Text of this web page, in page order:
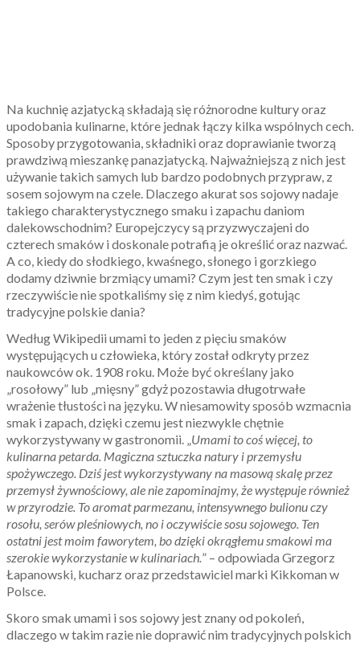
Na kuchnię azjatycką składają się różnorodne kultury oraz
upodobania kulinarne, które jednak łączy kilka wspólnych cech.
Sposoby przygotowania, składniki oraz doprawianie tworzą
prawdziwą mieszankę panazjatycką. Najważniejszą z nich jest
używanie takich samych lub bardzo podobnych przypraw, z
sosem sojowym na czele. Dlaczego akurat sos sojowy nadaje
takiego charakterystycznego smaku i zapachu daniom
dalekowschodnim? Europejczycy są przyzwyczajeni do
czterech smaków i doskonale potrafią je określić oraz nazwać.
A co, kiedy do słodkiego, kwaśnego, słonego i gorzkiego
dodamy dziwnie brzmiący umami? Czym jest ten smak i czy
rzeczywiście nie spotkaliśmy się z nim kiedyś, gotując
tradycyjne polskie dania?
Według Wikipedii umami to jeden z pięciu smaków
występujących u człowieka, który został odkryty przez
naukowców ok. 1908 roku. Może być określany jako
„rosołowy” lub „mięsny” gdyż pozostawia długotrwałe
wrażenie tłustości na języku. W niesamowity sposób wzmacnia
smak i zapach, dzięki czemu jest niezwykle chętnie
wykorzystywany w gastronomii. „Umami to coś więcej, to
kulinarna petarda. Magiczna sztuczka natury i przemysłu
spożywczego. Dziś jest wykorzystywany na masową skalę przez
przemysł żywnościowy, ale nie zapominajmy, że występuje również
w przyrodzie. To aromat parmezanu, intensywnego bulionu czy
rosołu, serów pleśniowych, no i oczywiście sosu sojowego. Ten
ostatni jest moim faworytem, bo dzięki okrągłemu smakowi ma
szerokie wykorzystanie w kulinariach.” – odpowiada Grzegorz
Łapanowski, kucharz oraz przedstawiciel marki Kikkoman w
Polsce.
Skoro smak umami i sos sojowy jest znany od pokoleń,
dlaczego w takim razie nie doprawić nim tradycyjnych polskich